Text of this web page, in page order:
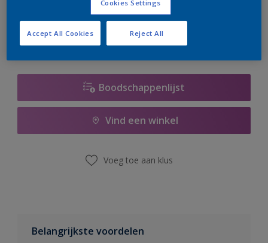
er hard aan om de voorraad aan te vullen.
Boodschappenlijst
Vind een winkel
Voeg toe aan klus
Belangrijkste voordelen
Cookies Settings
Reject All
Accept All Cookies